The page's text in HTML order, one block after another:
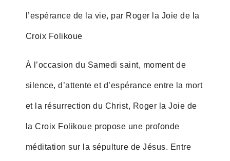
l’espérance de la vie, par Roger la Joie de la
Croix Folikoue
À l’occasion du Samedi saint, moment de
silence, d’attente et d’espérance entre la mort
et la résurrection du Christ, Roger la Joie de
la Croix Folikoue propose une profonde
méditation sur la sépulture de Jésus. Entre